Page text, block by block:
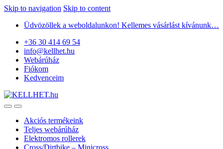
Skip to navigation Skip to content
Üdvözöllek a weboldalunkon! Kellemes vásárlást kívánunk…
+36 30 414 69 54
info@kellhet.hu
Webárúház
Fiókom
Kedvenceim
Akciós termékeink
Teljes webárúház
Elektromos rollerek
Cross/Dirtbike – Minicross